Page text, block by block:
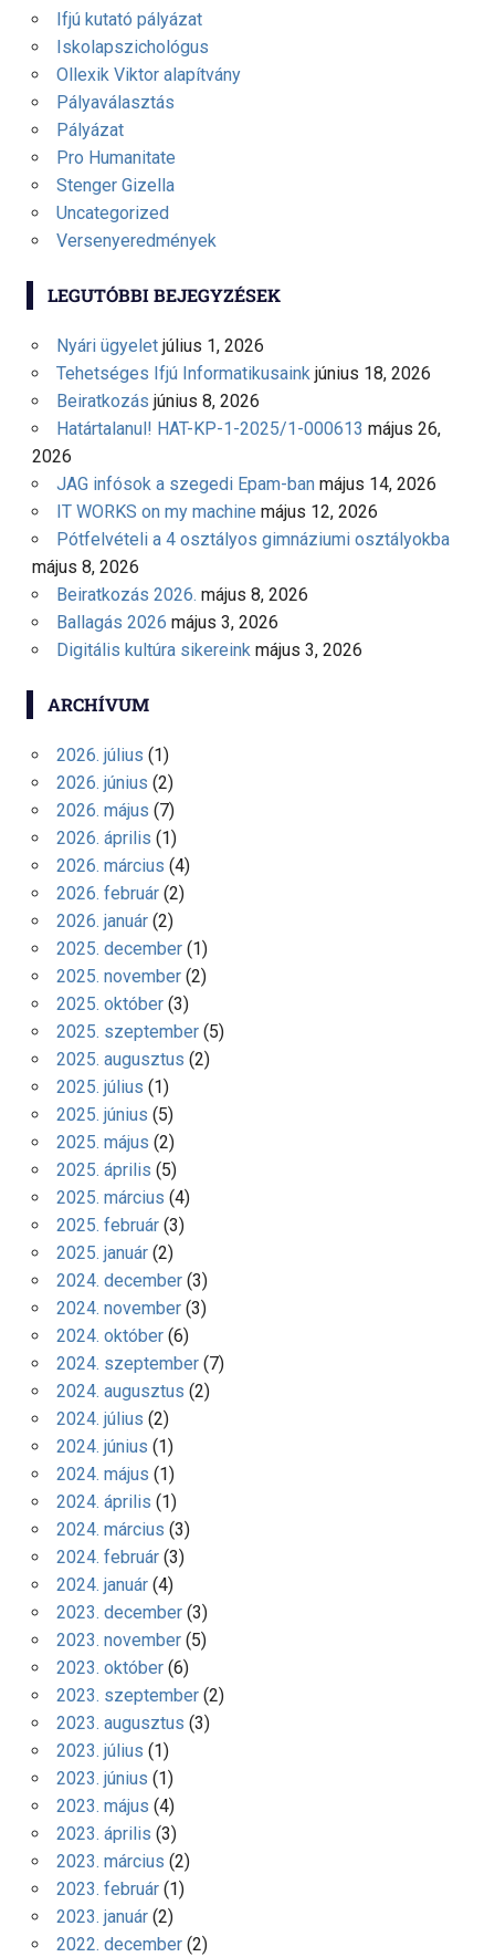
Ifjú kutató pályázat
Iskolapszichológus
Ollexik Viktor alapítvány
Pályaválasztás
Pályázat
Pro Humanitate
Stenger Gizella
Uncategorized
Versenyeredmények
LEGUTÓBBI BEJEGYZÉSEK
Nyári ügyelet július 1, 2026
Tehetséges Ifjú Informatikusaink június 18, 2026
Beiratkozás június 8, 2026
Határtalanul! HAT-KP-1-2025/1-000613 május 26,
2026
JAG infósok a szegedi Epam-ban május 14, 2026
IT WORKS on my machine május 12, 2026
Pótfelvételi a 4 osztályos gimnáziumi osztályokba
május 8, 2026
Beiratkozás 2026. május 8, 2026
Ballagás 2026 május 3, 2026
Digitális kultúra sikereink május 3, 2026
ARCHÍVUM
2026. július (1)
2026. június (2)
2026. május (7)
2026. április (1)
2026. március (4)
2026. február(2)
2026. január(2)
2025. december(1)
2025. november(2)
2025. október(3)
2025. szeptember(5)
2025. augusztus (2)
2025. július (1)
2025. június (5)
2025. május (2)
2025. április (5)
2025. március (4)
2025. február(3)
2025. január(2)
2024. december(3)
2024. november(3)
2024. október(6)
2024. szeptember(7)
2024. augusztus (2)
2024. július (2)
2024. június (1)
2024. május (1)
2024. április (1)
2024. március (3)
2024. február(3)
2024. január(4)
2023. december(3)
2023. november(5)
2023. október(6)
2023. szeptember(2)
2023. augusztus (3)
2023. július (1)
2023. június (1)
2023. május (4)
2023. április (3)
2023. március (2)
2023. február(1)
2023. január(2)
2022. december(2)